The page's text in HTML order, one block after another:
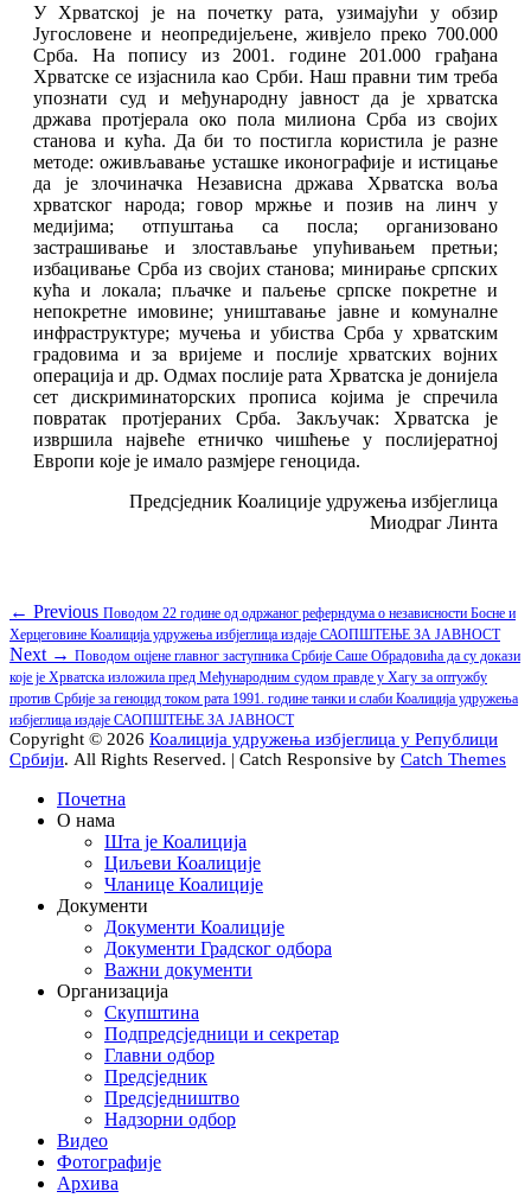
У Хрватској је на почетку рата, узимајући у обзир
Југословене и неопредијељене, живјело преко 700.000
Срба. На попису из 2001. године 201.000 грађана
Хрватске се изјаснила као Срби. Наш правни тим треба
упознати суд и међународну јавност да је хрватска
држава протјерала око пола милиона Срба из својих
станова и кућа. Да би то постигла користила је разне
методе: оживљавање усташке иконографије и истицање
да је злочиначка Независна држава Хрватска воља
хрватског народа; говор мржње и позив на линч у
медијима; отпуштања са посла; организовано
застрашивање и злостављање упућивањем претњи;
избацивање Срба из својих станова; минирање српских
кућа и локала; пљачке и паљење српске покретне и
непокретне имовине; уништавање јавне и комуналне
инфраструктуре; мучења и убиства Срба у хрватским
градовима и за вријеме и послије хрватских војних
операција и др. Одмах послије рата Хрватска је донијела
сет дискриминаторских прописа којима је спречила
повратак протјераних Срба. Закључак: Хрватска је
извршила највеће етничко чишћење у послијератној
Европи које је имало размјере геноцида.
Предсједник Коалиције удружења избјеглица
Миодраг Линта
Кретање
чланка
← Previous Previous
post:
Повoдом 22 године од одржаног реферндума о независности Босне и
Херцеговине Коалиција удружења избјеглица издаје САОПШТЕЊЕ ЗА ЈАВНОСТ
Next → Next
post:
Повoдом оцјене главног заступника Србије Саше Обрадовића да су докази
које је Хрватска изложила пред Међународним судом правде у Хагу за оптужбу
против Србије за геноцид током рата 1991. године танки и слаби Коалиција удружења
избјеглица издаје САОПШТЕЊЕ ЗА ЈАВНОСТ
Copyright © 2026 Коалиција удружења избјеглица у Републици
Србији. All Rights Reserved. | Catch Responsive by Catch Themes
Почетна
О нама
Шта је Коалиција
Циљеви Коалиције
Чланице Коалиције
Документи
Документи Коалиције
Документи Градског одбора
Важни документи
Организација
Скупштина
Подпредсједници и секретар
Главни одбор
Предсједник
Предсједништво
Надзорни одбор
Видео
Фотографије
Архива